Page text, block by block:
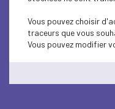
Vous pouvez choisir
traceurs que vous
Vous pouvez modifier